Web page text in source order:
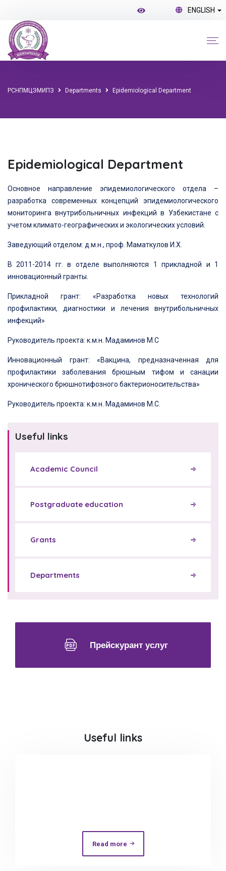
ENGLISH
РСНПМЦЭМИПЗ Departments Epidemiological Department
Epidemiological Department
Основное направление эпидемиологического отдела –
разработка современных концепций эпидемиологического
мониторинга внутрибольничных инфекций в Узбекистане с
учетом климато-географических и экологических условий.
Заведующий отделом: д.м.н., проф. Маматкулов И.Х.
В 2011-2014 гг. в отделе выполняются 1 прикладной и 1
инновационный гранты.
Прикладной грант: «Разработка новых технологий
профилактики, диагностики и лечения внутрибольничных
инфекций»
Руководитель проекта: к.м.н. Мадаминов М.С
Инновационный грант: «Вакцина, предназначенная для
профилактики заболевания брюшным тифом и санации
хронического брюшнотифозного бактерионосительства»
Руководитель проекта: к.м.н. Мадаминов М.С.
Useful links
Academic Council
Postgraduate education
Grants
Departments
Прейскурант услуг
Useful links
Read more